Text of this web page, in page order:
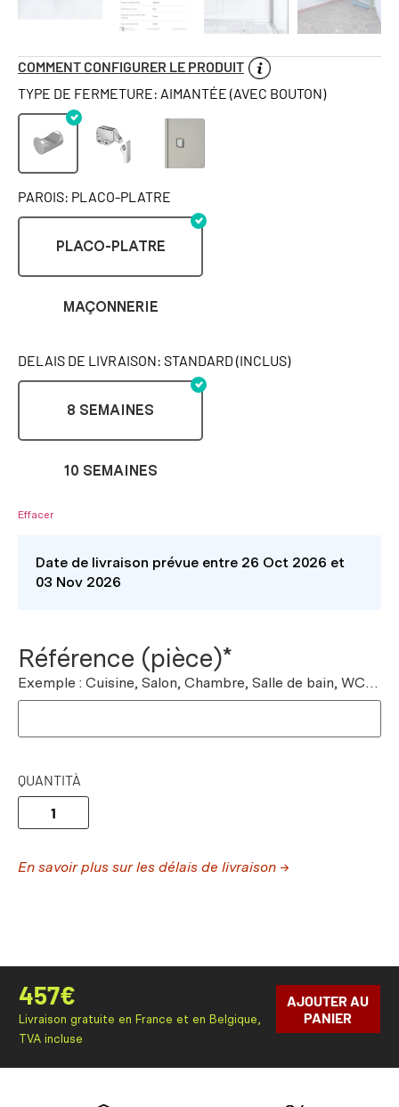
COMMENT CONFIGURER LE PRODUIT
TYPE DE FERMETURE: AIMANTÉE (AVEC BOUTON)
PAROIS: PLACO-PLATRE
PLACO-PLATRE
MAÇONNERIE
DELAIS DE LIVRAISON: STANDARD (INCLUS)
8 SEMAINES
10 SEMAINES
Effacer
Date de livraison prévue entre 26 Oct 2026 et
03 Nov 2026
Référence (pièce)*
Exemple : Cuisine, Salon, Chambre, Salle de bain, WC…
QUANTITÀ
En savoir plus sur les délais de livraison →
457€
Livraison gratuite en France et en Belgique,
TVA incluse
AJOUTER AU
PANIER